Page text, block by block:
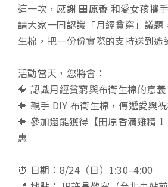
這一次，感謝 田原香 和愛女孩攜
請大家一同認識「月經貧窮」議題
生棉，把一份份實際的支持送到遙
活動當天，您將會：
🔶 認識月經貧窮與布衛生棉的意義
🔶 親手 DIY 布衛生棉，傳遞愛與
🔶 參加還能獲得【田原香滴雞精
惠
⏰ 日期：8/24（日）1:30–4:00